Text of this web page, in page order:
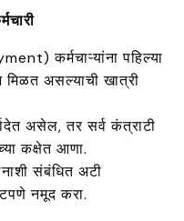
कर्मचाऱ्यांना पहिल्या
मिळत असल्याची खात्री
असेल, तर सर्व कंत्राटी
कक्षेत आणा.
संबंधित अटी
नमूद करा.